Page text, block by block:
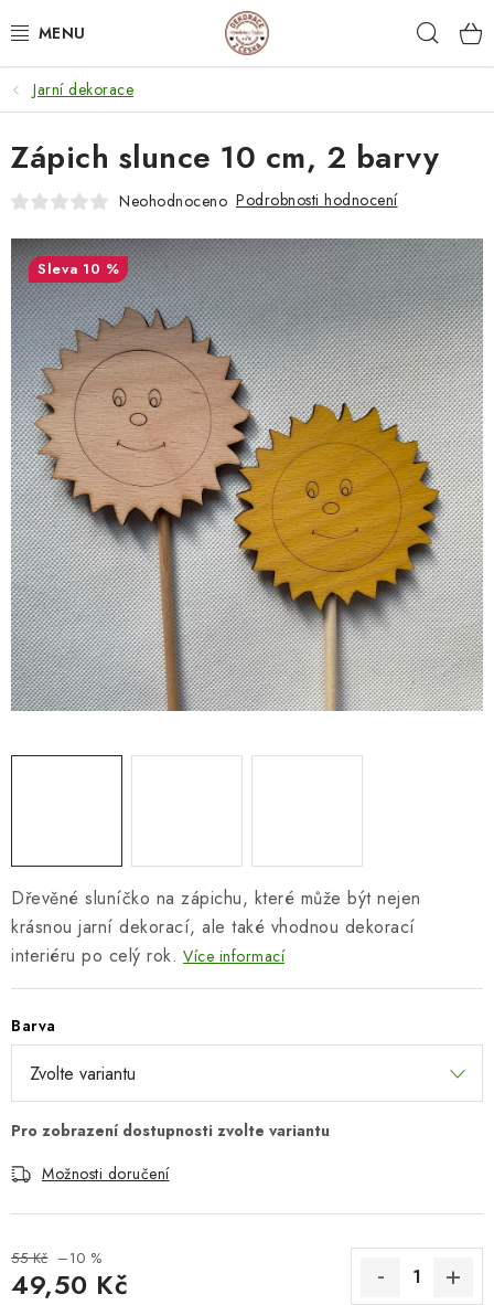
na
NEJPRODÁVANĚJŠÍ
SVATEBNÍ DARY/ DEKORACE 💍
DÁRKOVÉ BOXY A KRABIČKY
DÁRKY K NAROZENINÁM
PERSONALIZOVANÉ DÁRKY ✨
DÁRKY
DŘEVĚNÉ DEKORACE
SEZÓNNÍ DEKORACE
DÁRKY Z LÁSKY
NOVINKY
🔥 AKCE A SLEVY
Jarní dekorace
Dřevěné sluníčko na zápichu, které může být nejen
krásnou jarní dekorací, ale také vhodnou dekorací
interiéru po celý rok. Více informací
Barva
Možnosti doručení
55 Kč –10 %
49,50 Kč
Zápich slunce 10 cm, 2 barvy
Neohodnoceno Podrobnosti hodnocení
10 %